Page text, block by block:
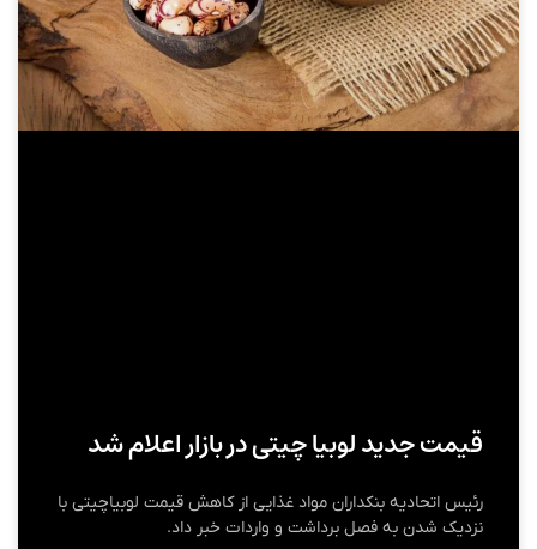
قیمت جدید لوبیا چیتی در بازار اعلام شد
رئیس اتحادیه بنکداران مواد غذایی از کاهش قیمت لوبیاچیتی با
نزدیک شدن به فصل برداشت و واردات خبر داد.